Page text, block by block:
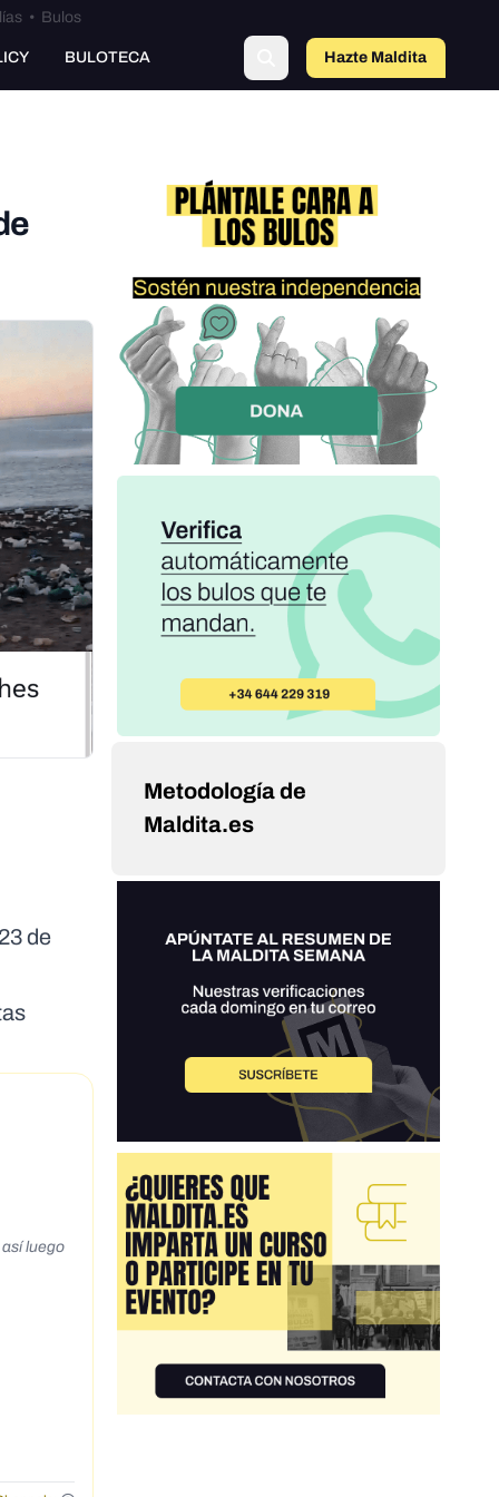
• Bulos
BULOTECA Hazte Maldito
a
de
luego
Metodología de
Maldita.es